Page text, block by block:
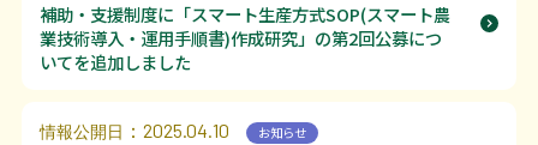
補助・支援制度に「スマート生産方式SOP(スマート農
業技術導入・運用手順書)作成研究」の第2回公募につ
いてを追加しました
情報公開日 ：2025.04.10 お知らせ